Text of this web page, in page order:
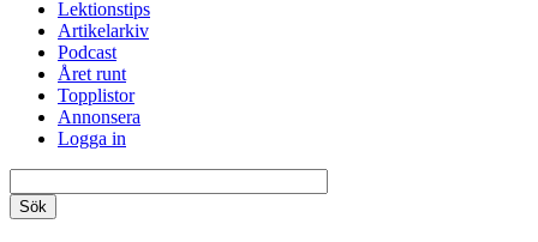
Lektionstips
Artikelarkiv
Podcast
Året runt
Topplistor
Annonsera
Logga in